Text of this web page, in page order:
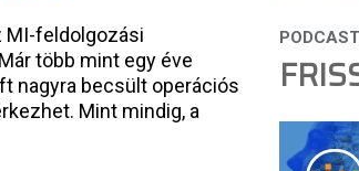
MI-feldolgozási
több mint egy éve
nagyra becsült operációs
Mint mindig, a